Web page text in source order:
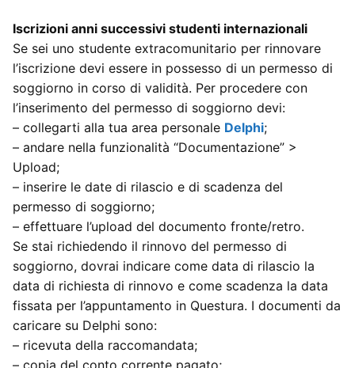
Iscrizioni anni successivi studenti internazionali
Se sei uno studente extracomunitario per rinnovare
l’iscrizione devi essere in possesso di un permesso di
soggiorno in corso di validità. Per procedere con
l’inserimento del permesso di soggiorno devi:
– collegarti alla tua area personale Delphi;
– andare nella funzionalità “Documentazione” >
Upload;
– inserire le date di rilascio e di scadenza del
permesso di soggiorno;
– effettuare l’upload del documento fronte/retro.
Se stai richiedendo il rinnovo del permesso di
soggiorno, dovrai indicare come data di rilascio la
data di richiesta di rinnovo e come scadenza la data
fissata per l’appuntamento in Questura. I documenti da
caricare su Delphi sono:
– ricevuta della raccomandata;